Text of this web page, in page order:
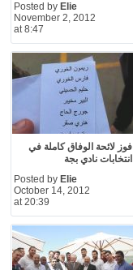
Posted by Elie
November 2, 2012
at 8:47
فوز لائحة الوفاق كاملة في
انتخابات نادي بجة
Posted by Elie
October 14, 2012
at 20:39